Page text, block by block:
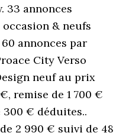
33 annonces
occasion & neufs
annonces par
City Verso
neuf au prix
remise de 1 700 €
300 € déduites..
2 990 € suivi de 48